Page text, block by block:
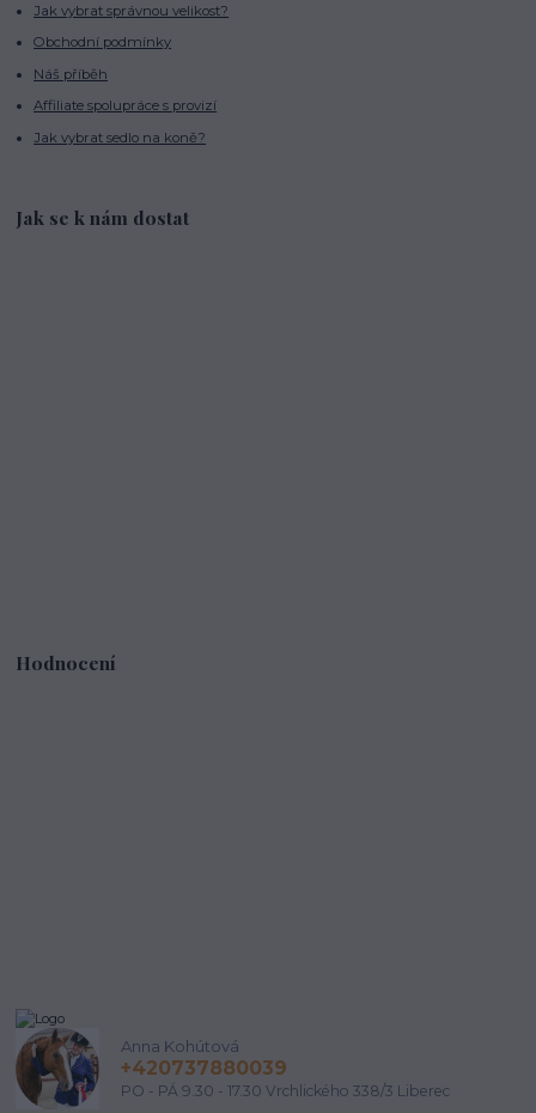
Jak vybrat správnou velikost?
Obchodní podmínky
Náš příběh
Affiliate spolupráce s provizí
Jak vybrat sedlo na koně?
Jak se k nám dostat
Hodnocení
Anna Kohútová
+420737880039
PO - PÁ 9.30 - 17.30 Vrchlického 338/3 Liberec